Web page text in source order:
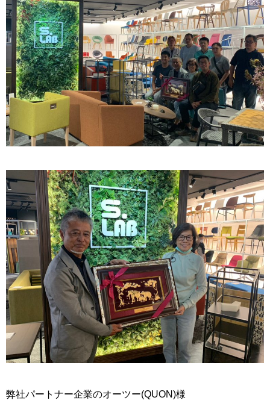
弊社パートナー企業のオーツー(QUON)様